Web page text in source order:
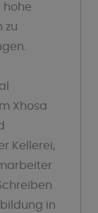
hohe
zu
Xhosa
Kellerei,
in